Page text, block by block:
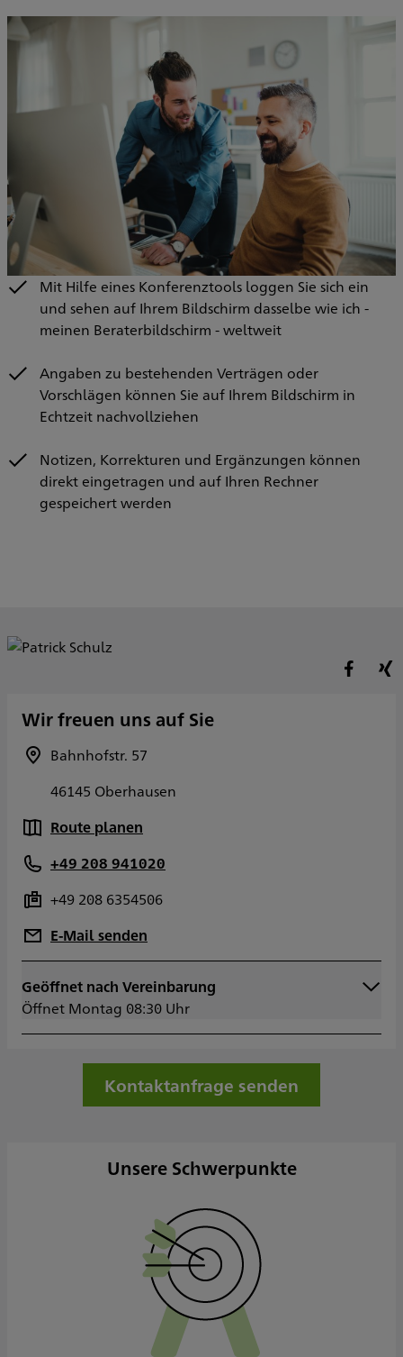
Mit Hilfe eines Konferenztools loggen Sie sich ein
und sehen auf Ihrem Bildschirm dasselbe wie ich -
meinen Beraterbildschirm - weltweit
Angaben zu bestehenden Verträgen oder
Vorschlägen können Sie auf Ihrem Bildschirm in
Echtzeit nachvollziehen
Notizen, Korrekturen und Ergänzungen können
direkt eingetragen und auf Ihren Rechner
gespeichert werden
Wir freuen uns auf Sie
Bahnhofstr. 57
46145 Oberhausen
Route planen
+49 208 941020
+49 208 6354506
E-Mail senden
Geöffnet nach Vereinbarung
Öffnet Montag 08:30 Uhr
Montag
Dienstag
Mittwoch
08:30 - 17:00
Kontaktanfrage senden
Unsere Schwerpunkte